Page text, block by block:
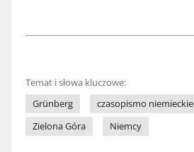
Temat i słowa kluczowe:
Grünberg
czasopismo niemieckie
Zielona Góra
Niemcy